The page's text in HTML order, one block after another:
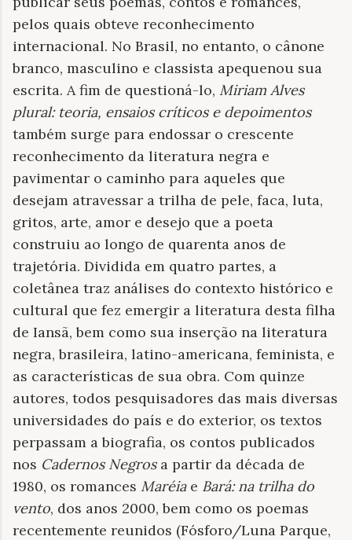
pelos quais obteve reconhecimento
internacional. No Brasil, no entanto, o cânone
branco, masculino e classista apequenou sua
escrita. A fim de questioná-lo, Miriam Alves
plural: teoria, ensaios críticos e depoimentos
também surge para endossar o crescente
reconhecimento da literatura negra e
pavimentar o caminho para aqueles que
desejam atravessar a trilha de pele, faca, luta,
gritos, arte, amor e desejo que a poeta
construiu ao longo de quarenta anos de
trajetória. Dividida em quatro partes, a
coletânea traz análises do contexto histórico e
cultural que fez emergir a literatura desta filha
de Iansã, bem como sua inserção na literatura
negra, brasileira, latino-americana, feminista, e
as características de sua obra. Com quinze
autores, todos pesquisadores das mais diversas
universidades do país e do exterior, os textos
perpassam a biografia, os contos publicados
nos Cadernos Negrosa partir da década de
1980, os romances Maréiae Bará: na trilha do
vento, dos anos 2000, bem como os poemas
recentemente reunidos (Fósforo/Luna Parque,